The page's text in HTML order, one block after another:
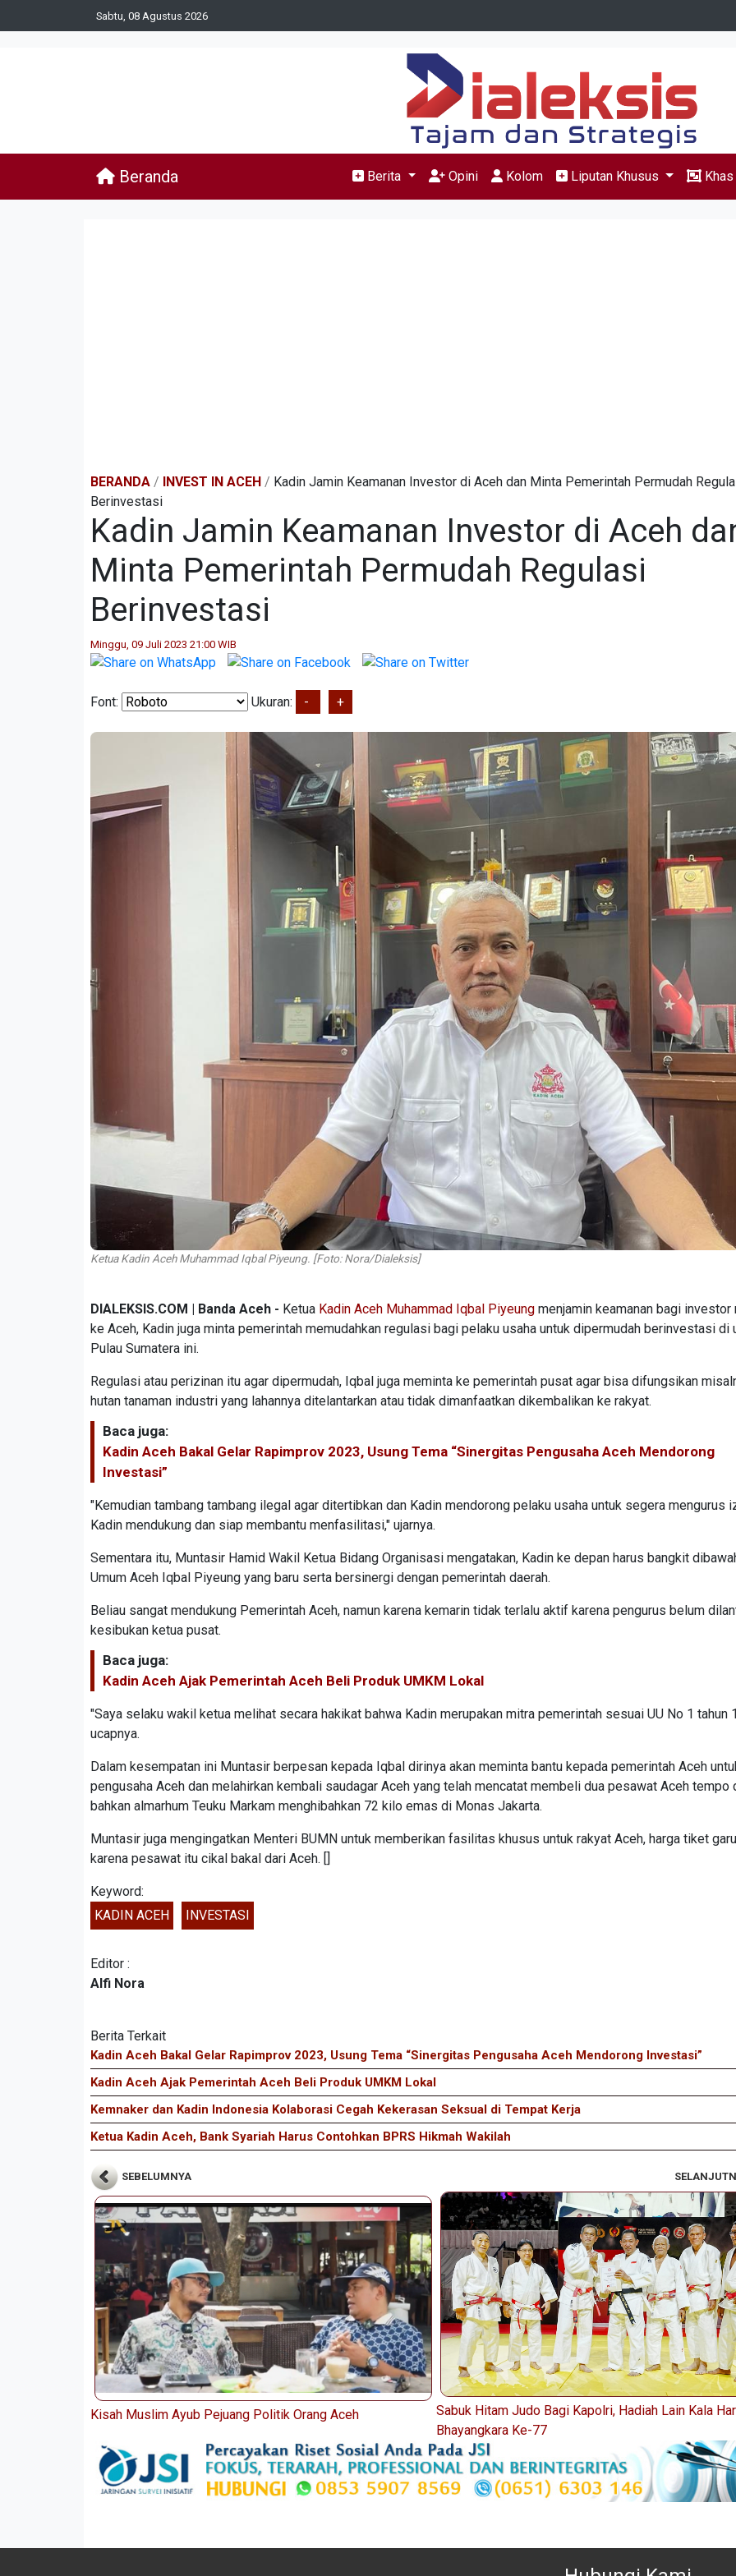
Sabtu, 08 Agustus 2026
Beranda Berita Opini Kolom Liputan Khusus Khas
BERANDA / INVEST IN ACEH / Kadin Jamin Keamanan Investor di Aceh dan Minta Pemerintah Permudah
Berinvestasi
Kadin Jamin Keamanan Investor di Aceh
Minta Pemerintah Permudah Regulasi
Berinvestasi
Minggu, 09 Juli 2023 21:00 WIB
Font: Ukuran: - +
Ketua Kadin Aceh Muhammad Iqbal Piyeung. [Foto: Nora/Dialeksis]
DIALEKSIS.COM | Banda Aceh - Ketua Kadin Aceh Muhammad Iqbal Piyeung menjamin keamanan bagi investor
ke Aceh, Kadin juga minta pemerintah memudahkan regulasi bagi pelaku usaha untuk dipermudah berinvestasi di
Pulau Sumatera ini.
Regulasi atau perizinan itu agar dipermudah, Iqbal juga meminta ke pemerintah pusat agar bisa difungsikan
hutan tanaman industri yang lahannya ditelantarkan atau tidak dimanfaatkan dikembalikan ke rakyat.
Baca juga:
Kadin Aceh Bakal Gelar Rapimprov 2023, Usung Tema “Sinergitas Pengusaha Aceh Mendorong
Investasi”
"Kemudian tambang tambang ilegal agar ditertibkan dan Kadin mendorong pelaku usaha untuk segera mengurus
Kadin mendukung dan siap membantu menfasilitasi," ujarnya.
Sementara itu, Muntasir Hamid Wakil Ketua Bidang Organisasi mengatakan, Kadin ke depan harus bangkit
Umum Aceh Iqbal Piyeung yang baru serta bersinergi dengan pemerintah daerah.
Beliau sangat mendukung Pemerintah Aceh, namun karena kemarin tidak terlalu aktif karena pengurus belum
kesibukan ketua pusat.
Baca juga:
Kadin Aceh Ajak Pemerintah Aceh Beli Produk UMKM Lokal
"Saya selaku wakil ketua melihat secara hakikat bahwa Kadin merupakan mitra pemerintah sesuai UU No 1 tahun
ucapnya.
Dalam kesempatan ini Muntasir berpesan kepada Iqbal dirinya akan meminta bantu kepada pemerintah Aceh
pengusaha Aceh dan melahirkan kembali saudagar Aceh yang telah mencatat membeli dua pesawat Aceh tempo
bahkan almarhum Teuku Markam menghibahkan 72 kilo emas di Monas Jakarta.
Muntasir juga mengingatkan Menteri BUMN untuk memberikan fasilitas khusus untuk rakyat Aceh, harga tiket
karena pesawat itu cikal bakal dari Aceh. []
Keyword:
KADIN ACEH
INVESTASI
Editor :
Alfi Nora
Berita Terkait
Kadin Aceh Bakal Gelar Rapimprov 2023, Usung Tema “Sinergitas Pengusaha Aceh Mendorong Investasi”
Kadin Aceh Ajak Pemerintah Aceh Beli Produk UMKM Lokal
Kemnaker dan Kadin Indonesia Kolaborasi Cegah Kekerasan Seksual di Tempat Kerja
Ketua Kadin Aceh, Bank Syariah Harus Contohkan BPRS Hikmah Wakilah
SEBELUMNYA
Kisah Muslim Ayub Pejuang Politik Orang Aceh
Sabuk Hitam Judo Bagi Kapolri, Hadiah Lain Kala
Bhayangkara Ke-77